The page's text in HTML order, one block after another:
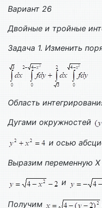
Вариант 26
Двойные и тройные
Задача 1. Изменить
Область
Дугами окружностей
и осью
Выразим переменную X
и
Получим